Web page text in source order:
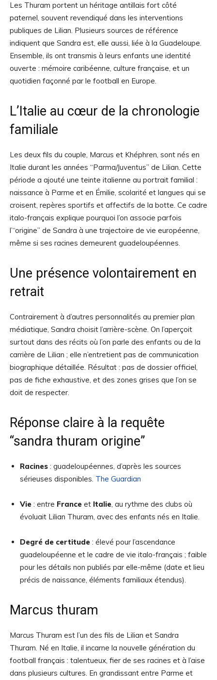
Les Thuram portent un héritage antillais fort côté
paternel, souvent revendiqué dans les interventions
publiques de Lilian. Plusieurs sources de référence
indiquent que Sandra est, elle aussi, liée à la Guadeloupe.
Ensemble, ils ont transmis à leurs enfants une identité
ouverte : mémoire caribéenne, culture française, et un
quotidien façonné par le football en Europe.
L’Italie au cœur de la chronologie
familiale
Les deux fils du couple, Marcus et Khéphren, sont nés en
Italie durant les années “Parma/Juventus” de Lilian. Cette
période a ajouté une teinte italienne au portrait familial :
naissance à Parme et en Émilie, scolarité et langues qui se
croisent, repères sportifs et affectifs de la botte. Ce cadre
italo-français explique pourquoi l’on associe parfois
l’“origine” de Sandra à une trajectoire de vie européenne,
même si ses racines demeurent guadeloupéennes.
Une présence volontairement en
retrait
Contrairement à d’autres personnalités au premier plan
médiatique, Sandra choisit l’arrière-scène. On l’aperçoit
surtout dans des récits où l’on parle des enfants ou de la
carrière de Lilian ; elle n’entretient pas de communication
biographique détaillée. Résultat : pas de dossier officiel,
pas de fiche exhaustive, et des zones grises que l’on se
doit de respecter.
Réponse claire à la requête
“sandra thuram origine”
Racines : guadeloupéennes, d’après les sources
sérieuses disponibles. The Guardian
Vie : entre France et Italie, au rythme des clubs où
évoluait Lilian Thuram, avec des enfants nés en Italie.
Degré de certitude : élevé pour l’ascendance
guadeloupéenne et le cadre de vie italo-français ; faible
pour les détails non publiés par elle-même (date et lieu
précis de naissance, éléments familiaux étendus).
Marcus thuram
Marcus Thuram est l’un des fils de Lilian et Sandra
Thuram. Né en Italie, il incarne la nouvelle génération du
football français : talentueux, fier de ses racines et à l’aise
dans plusieurs cultures. En grandissant entre Parme et